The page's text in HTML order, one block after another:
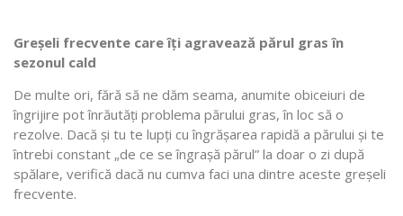
Greșeli frecvente care îți agravează părul gras în
sezonul cald
De multe ori, fără să ne dăm seama, anumite obiceiuri de
îngrijire pot înrăutăți problema părului gras, în loc să o
rezolve. Dacă și tu te lupți cu îngrășarea rapidă a părului și te
întrebi constant „de ce se îngrașă părul” la doar o zi după
spălare, verifică dacă nu cumva faci una dintre aceste greșeli
frecvente.